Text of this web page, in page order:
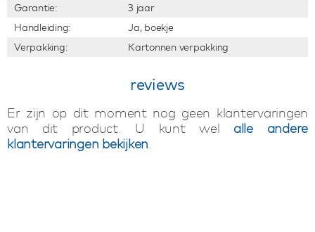
Garantie:
3 jaar
Handleiding:
Ja, boekje
Verpakking:
Kartonnen verpakking
reviews
Er zijn op dit moment nog geen klantervaringen
van dit product. U kunt wel alle andere
klantervaringen bekijken.